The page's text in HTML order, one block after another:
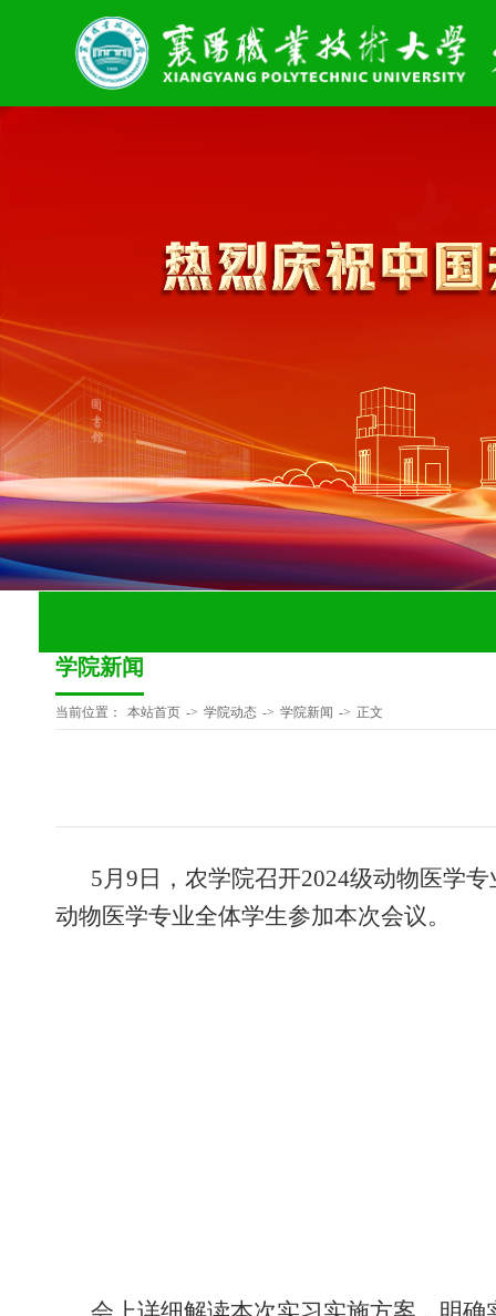
学院新闻
当前位置： 本站首页 -> 学院动态 -> 学院新闻 -> 正文
5月9日，农学院召开2024级动物医学
动物医学专业全体学生参加本次会议。